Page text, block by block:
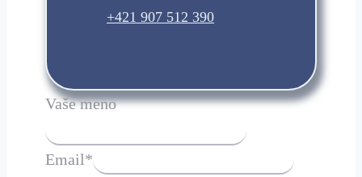
+421 907 512 390
Vaše meno
Email*